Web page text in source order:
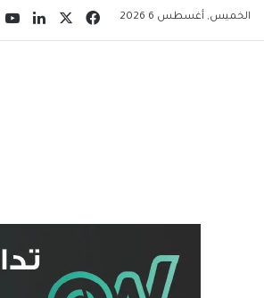
الخميس, أغسطس 6 2026 فيسبوك